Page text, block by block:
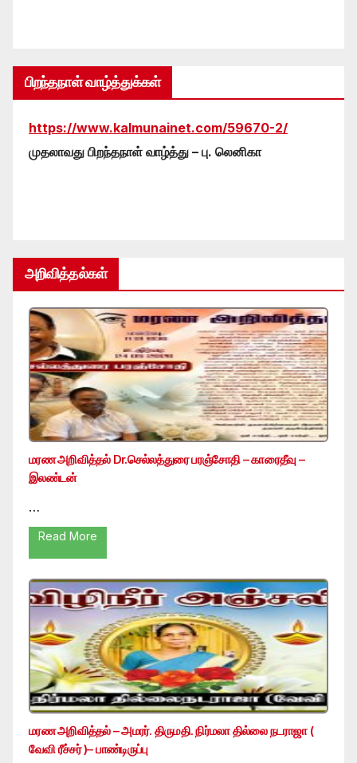
பிறந்தநாள் வாழ்த்துக்கள்
https://www.kalmunainet.com/59670-2/
முதலாவது பிறந்தநாள் வாழ்த்து – பு. லெனிகா
அறிவித்தல்கள்
மரண அறிவித்தல் Dr.செல்லத்துரை பரஞ்சோதி – காரைதீவு –
இலண்டன்
…
Read More
மரண அறிவித்தல் – அமரர். திருமதி. நிர்மலா தில்லை நடராஜா (
வேவி ரீச்சர் )– பாண்டிருப்பு